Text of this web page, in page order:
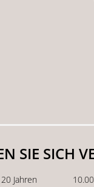
SIE SICH
Jahren